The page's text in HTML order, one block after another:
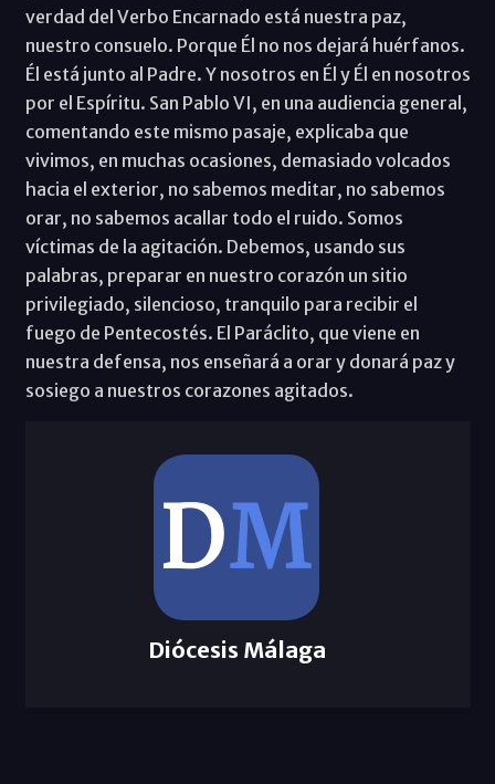
verdad del Verbo Encarnado está nuestra paz,
nuestro consuelo. Porque Él no nos dejará huérfanos.
Él está junto al Padre. Y nosotros en Él y Él en nosotros
por el Espíritu. San Pablo VI, en una audiencia general,
comentando este mismo pasaje, explicaba que
vivimos, en muchas ocasiones, demasiado volcados
hacia el exterior, no sabemos meditar, no sabemos
orar, no sabemos acallar todo el ruido. Somos
víctimas de la agitación. Debemos, usando sus
palabras, preparar en nuestro corazón un sitio
privilegiado, silencioso, tranquilo para recibir el
fuego de Pentecostés. El Paráclito, que viene en
nuestra defensa, nos enseñará a orar y donará paz y
sosiego a nuestros corazones agitados.
Diócesis Málaga